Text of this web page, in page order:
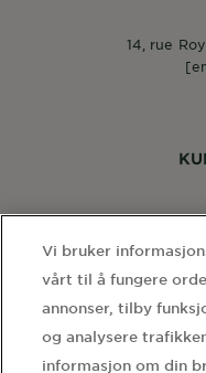
14, rue
Vi bruker
vårt til å fungere
annonser, tilby
og analysere
informasjon om din